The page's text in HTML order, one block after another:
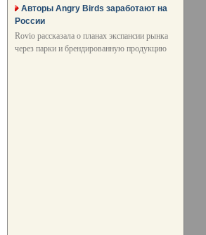
Авторы Angry Birds заработают на
России
Rovio рассказала о планах экспансии рынка
через парки и брендированную продукцию